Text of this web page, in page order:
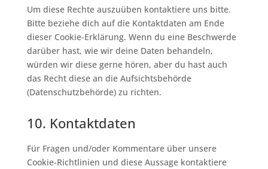
Um diese Rechte auszuüben kontaktiere uns bitte.
Bitte beziehe dich auf die Kontaktdaten am Ende
dieser Cookie-Erklärung. Wenn du eine Beschwerde
darüber hast, wie wir deine Daten behandeln,
würden wir diese gerne hören, aber du hast auch
das Recht diese an die Aufsichtsbehörde
(Datenschutzbehörde) zu richten.
10. Kontaktdaten
Für Fragen und/oder Kommentare über unsere
Cookie-Richtlinien und diese Aussage kontaktiere